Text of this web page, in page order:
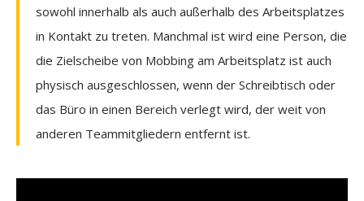
sowohl innerhalb als auch außerhalb des Arbeitsplatzes
in Kontakt zu treten. Manchmal ist wird eine Person, die
die Zielscheibe von Mobbing am Arbeitsplatz ist auch
physisch ausgeschlossen, wenn der Schreibtisch oder
das Büro in einen Bereich verlegt wird, der weit von
anderen Teammitgliedern entfernt ist.